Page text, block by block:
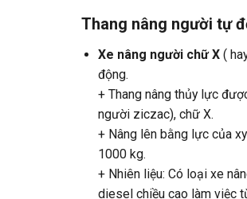
Thang nâng người tự
Xe nâng người chữ X(
động.
+ Thang nâng thủy lực
người ziczac), chữ X.
+ Nâng lên bằng lực của
1000 kg.
+ Nhiên liệu: Có loại xe
diesel chiều cao làm việc